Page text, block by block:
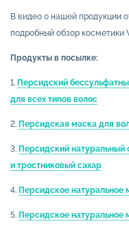
В видео о нашей продукции
подробный обзор косметики
Продукты в посылке:
1. Персидский
для всех типов волос
2. Персидская маска для
3. Персидский натуральный
и тростниковый сахар
4. Персидское натуральное
5. Персидское натуральное